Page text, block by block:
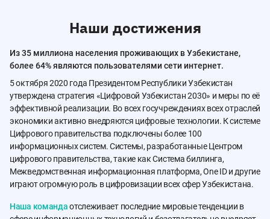
Наши достижения
Из 35 миллиона населения проживающих в Узбекистане,
более 64% являются пользователями сети интернет.
5 октября 2020 года Президентом Республики Узбекистан
утверждена стратегия «Цифровой Узбекистан 2030» и меры по её
эффективной реализации. Во всех госучреждениях всех отраслей
экономики активно внедряются цифровые технологии. К системе
Цифрового правительства подключены более 100
информационных систем. Системы, разработанные Центром
цифрового правительства, такие как Система биллинга,
Межведомственная информационная платформа, One ID и другие
играют огромную роль в цифровизации всех сфер Узбекистана.
Наша командаотслеживает последние мировые тенденции в